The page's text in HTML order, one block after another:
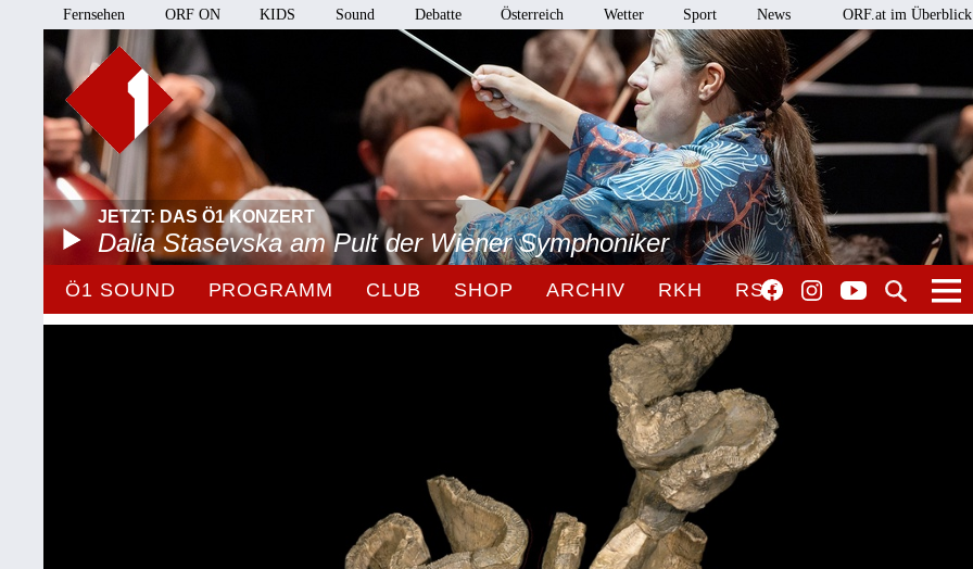
Fernsehen ORF ON KIDS Sound Debatte Österreich Wetter Sport News ORF.at im Überblick
JETZT: DAS Ö1 KONZERT
Dalia Stasevska am Pult der Wiener Symphoniker
Ö1 SOUND PROGRAMM CLUB SHOP ARCHIV RKH RSO